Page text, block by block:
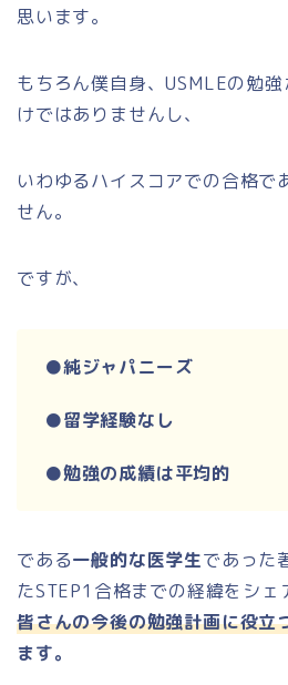
思います。
もちろん僕自身、USMLEの勉
けではありませんし、
いわゆるハイスコアでの合格で
せん。
ですが、
●純ジャパニーズ
●留学経験なし
●勉強の成績は平均的
である一般的な医学生であった
たSTEP1合格までの経緯をシェ
皆さんの今後の勉強計画に役立
ます。